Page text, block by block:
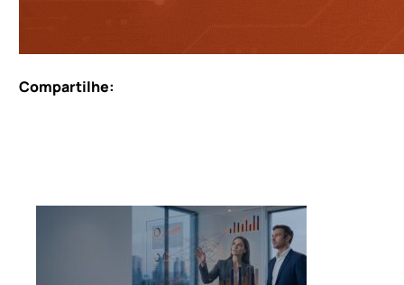
Compartilhe: